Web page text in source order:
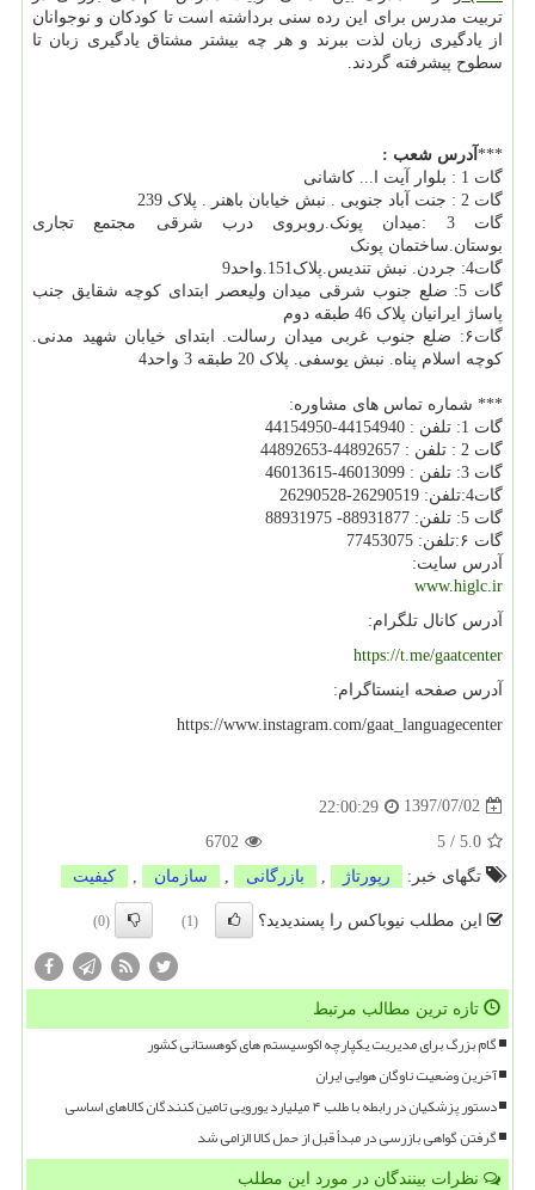
تربیت مدرس برای این رده سنی برداشته است تا کودکان و نوجوانان
از یادگیری زبان لذت ببرند و هر چه بیشتر مشتاق یادگیری زبان تا
سطوح پیشرفته گردند.
*** آدرس شعب :
گات 1 : بلوار آیت ا... کاشانی
گات 2 : جنت آباد جنوبی . نبش خیابان باهنر . پلاک 239
گات 3 :میدان پونک.روبروی درب شرقی مجتمع تجاری
بوستان.ساختمان پونک
گات4: جردن. نبش تندیس.پلاک151.واحد9
گات 5: ضلع جنوب شرقی میدان ولیعصر ابتدای کوچه شقایق جنب
پاساژ ایرانیان پلاک 46 طبقه دوم
گات۶: ضلع جنوب غربی میدان رسالت. ابتدای خیابان شهید مدنی.
کوچه اسلام پناه. نبش یوسفی. پلاک 20 طبقه 3 واحد4
*** شماره تماس های مشاوره:
گات 1: تلفن : 44154940-44154950
گات 2 : تلفن : 44892657-44892653
گات 3: تلفن : 46013099-46013615
گات4:تلفن: 26290519-26290528
گات 5: تلفن: 88931877- 88931975
گات ۶:تلفن: 77453075
آدرس سایت:
www.higlc.ir
آدرس کانال تلگرام:
https://t.me/gaatcenter
آدرس صفحه اینستاگرام:
https://www.instagram.com/gaat_languagecenter
1397/07/02
22:00:29
5.0
/
5
6702
تگهای خبر:
رپورتاژ , بازرگانی , سازمان , كیفیت
این مطلب نیوباکس را پسندیدید؟ (1)
(0)
تازه ترین مطالب مرتبط
گام بزرگ برای مدیریت یکپارچه اکوسیستم های کوهستانی کشور
آخرین وضعیت ناوگان هوایی ایران
دستور پزشکیان در رابطه با طلب ۴ میلیارد یورویی تامین کنندگان کالاهای اساسی
گرفتن گواهی بازرسی در مبدأ قبل از حمل کالا الزامی شد
نظرات بینندگان در مورد این مطلب